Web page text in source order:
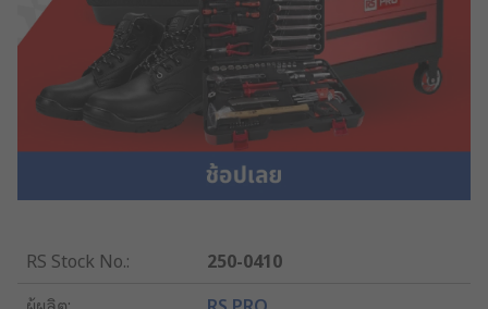
RS Stock No.:
250-0410